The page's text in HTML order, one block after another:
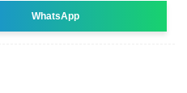
WhatsApp